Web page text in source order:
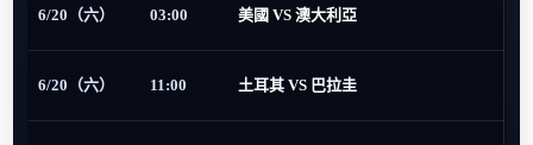
6/20（六） 03:00 美國 VS 澳大利亞
6/20（六） 11:00 土耳其 VS 巴拉圭